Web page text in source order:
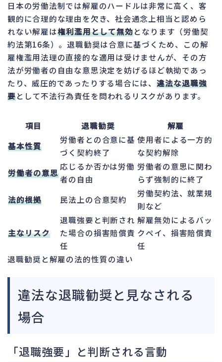
日本の労働法制では解雇のハードルは非常に高く、客
観的に合理的な理由を欠き、社会通念上相当と認めら
れない解雇は権利濫用として無効となります（労働契
約法第16条）。退職勧奨は合意に基づくため、この解
雇権濫用法理の直接的な適用は受けませんが、その方
法が労働者の自由な意思決定を妨げるほど執拗であっ
たり、威圧的であったりする場合には、 違法な退職強
要として不法行為責任を問われるリスクがあります。
項目 退職勧奨
解雇
基本性質
労働者との合意に基
づく契約終了
使用者による一方的
な契約解除
労働者の意思
応じるか否かは労働
者の自由
労働者の意思に関わ
らず強制的に終了
法的根拠
民法上の合意契約
労働契約法、就業規
則など
主なリスク
退職強要と判断され
た場合の損害賠償責
任
解雇無効によるバッ
クペイ、損害賠償責
任
退職勧奨と解雇の法的性質の違い
違法な退職勧奨と見なされる
場合
「退職強要」と判断される言動